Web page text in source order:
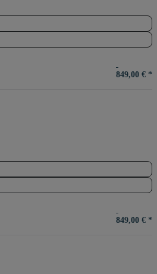
849,00 € *
849,00 € *